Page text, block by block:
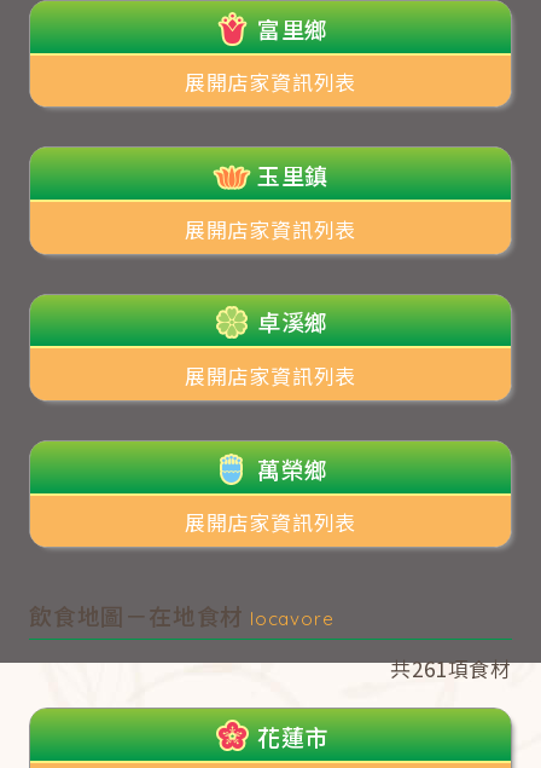
富里鄉
展開店家資訊列表
玉里鎮
展開店家資訊列表
卓溪鄉
展開店家資訊列表
萬榮鄉
展開店家資訊列表
飲食地圖－在地食材 locavore
共261項食材
花蓮市